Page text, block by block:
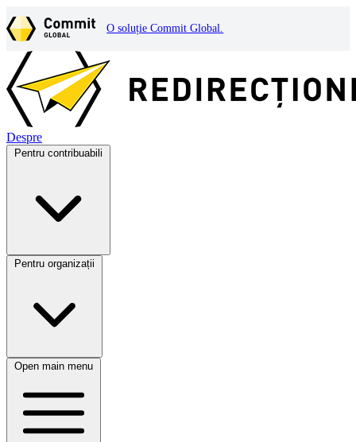
O soluție Commit Global.
Despre
Pentru contribuabili
Pentru organizații
Open main menu